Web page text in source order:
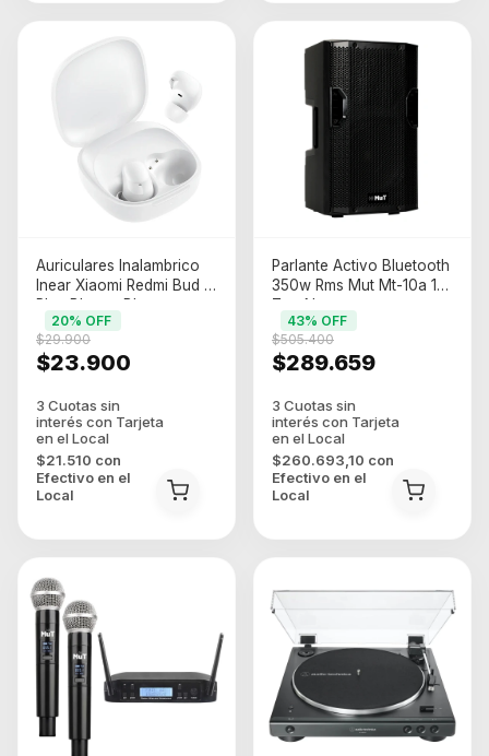
Auriculares Inalambrico
Inear Xiaomi Redmi Bud 6
Play Blanco Blanco
$23.900
$29.900
20% OFF
$21.510 con
Efectivo en el
Local
Parlante Activo Bluetooth
350w Rms Mut Mt-10a 10
Tws Negro
$289.659
$505.400
43% OFF
$260.693,10 con
Efectivo en el
Local